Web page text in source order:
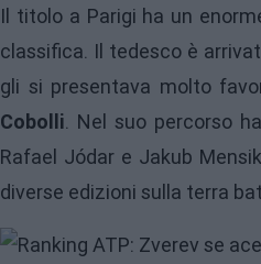
Il titolo a Parigi ha un
classifica. Il tedesco è
gli si presentava molto
Cobolli. Nel suo percorso
Rafael Jódar e Jakub
diverse edizioni sulla terra
Image